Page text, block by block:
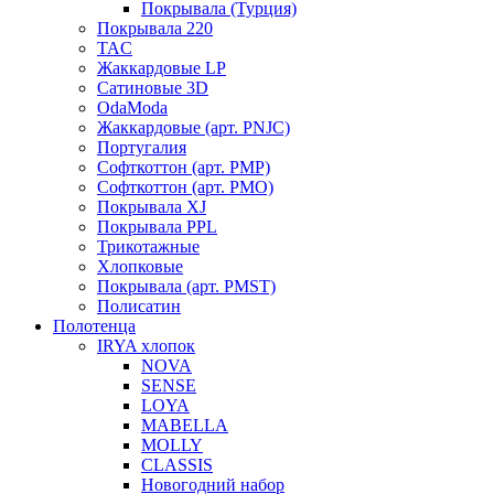
Покрывала (Турция)
Покрывала 220
TAC
Жаккардовые LP
Сатиновые 3D
OdaModa
Жаккардовые (арт. PNJC)
Португалия
Софткоттон (арт. PMP)
Софткоттон (арт. PMO)
Покрывала XJ
Покрывала PPL
Трикотажные
Хлопковые
Покрывала (арт. PMST)
Полисатин
Полотенца
IRYA хлопок
NOVA
SENSE
LOYA
MABELLA
MOLLY
CLASSIS
Новогодний набор